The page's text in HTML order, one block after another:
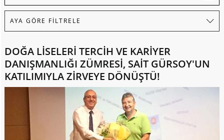
DOĞA LİSELERİ TERCİH VE KARİYER
DANIŞMANLIĞI ZÜMRESİ, SAİT GÜRSOY'UN
KATILIMIYLA ZİRVEYE DÖNÜŞTÜ!